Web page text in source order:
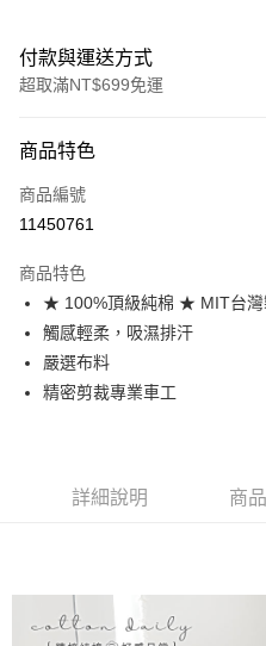
付款與運送方式
超取滿NT$699免運
信用卡一次付款
信用卡分期付款
合作金庫商業銀行
華南商業銀行
上海商業儲蓄銀行
國泰世華商業銀行
臺灣中小企業銀行
玉山商業銀行
台新國際商業銀行
超商取貨付款
LINE Pay
Apple Pay
全盈+PAY
【大哥付你分期使用說明】
1.本服務由台灣大哥大提供，台灣大
AFTEE先享後付
商品特色
商品編號
11450761
商品特色
★ 100%頂級純棉 ★ MIT台灣
觸感輕柔，吸濕排汗
嚴選布料
精密剪裁專業車工
詳細說明 商